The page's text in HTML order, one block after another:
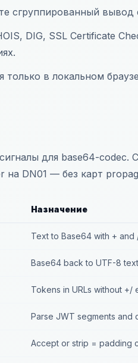
сгруппированный
DIG, SSL Certificate
только в локальном
для base64-codec.
на DN01 — без карт
Назначение
Text to Base64 with + and
Base64 back to UTF-8 text
Tokens in URLs without +/
Parse JWT segments and
Accept or strip = padding